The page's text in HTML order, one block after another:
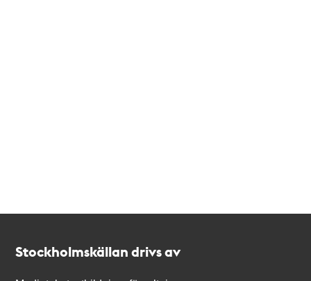
Stockholmskällan drivs av